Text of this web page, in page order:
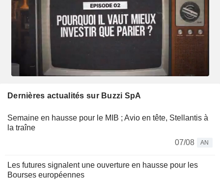
Dernières actualités sur Buzzi SpA
Semaine en hausse pour le MIB ; Avio en tête, Stellantis à
la traîne
07/08
AN
Les futures signalent une ouverture en hausse pour les
Bourses européennes